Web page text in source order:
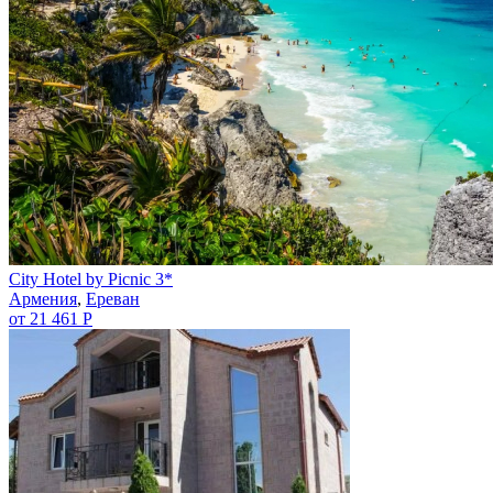
City Hotel by Picnic 3*
Армения, Ереван
от 21 461 Р